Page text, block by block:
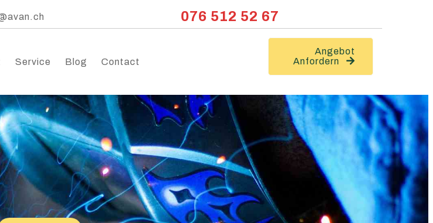
076 512 52 67
Service Blog Contact
Angebot
Anfordern